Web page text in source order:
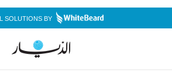
SOLUTIONS BY